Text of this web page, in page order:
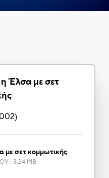
Έλσα με σετ
)
με σετ κομμωτικής
: 3.24 MB